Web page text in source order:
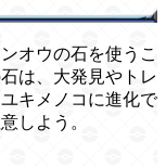
オウの石を使うこ
は、大発見やトレ
キメノコに進化で
しよう。